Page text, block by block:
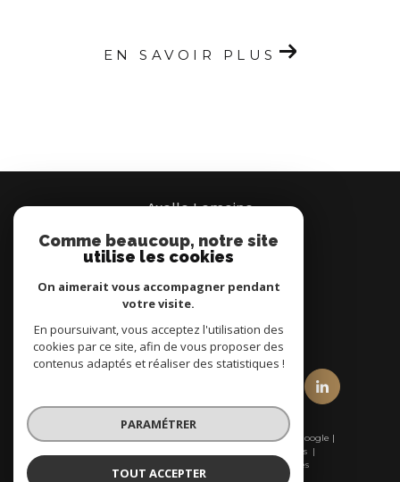
EN SAVOIR PLUS
Axelle Lemoine
07 66 95 37 00
nous suivre sur
© 2026 | Tous droits réservés | Traduction powered by Google |
Mentions légales
Cookies
Comme beaucoup, notre site
utilise les cookies
On aimerait vous accompagner pendant
votre visite.
En poursuivant, vous acceptez l'utilisation des
cookies par ce site, afin de vous proposer des
contenus adaptés et réaliser des statistiques !
PARAMÉTRER
TOUT ACCEPTER